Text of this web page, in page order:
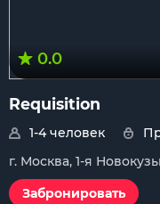
0.0
Requisition
1-4 человек
г. Москва, 1-я
Забронировать